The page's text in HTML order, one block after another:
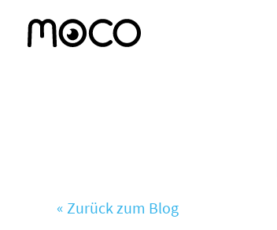
« Zurück zum Blog